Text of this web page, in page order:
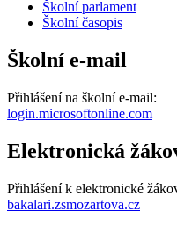
Školní parlament
Školní časopis
Školní e-mail
Přihlášení na školní e-mail:
login.microsoftonline.com
Elektronická
Přihlášení k elektronické
bakalari.zsmozartova.cz